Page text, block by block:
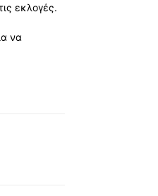
εκλογές.
να